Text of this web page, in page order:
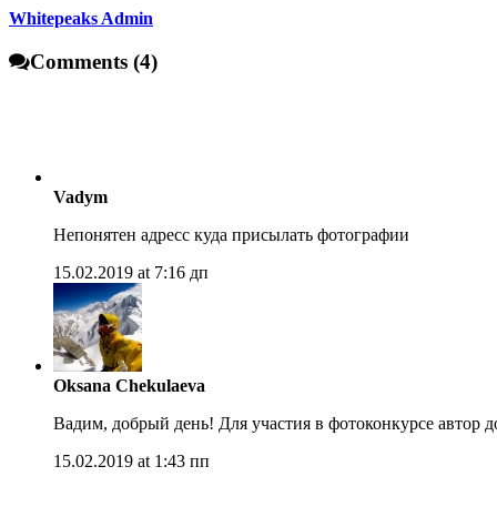
Whitepeaks Admin
Comments (4)
Vadym
Непонятен адресс куда присылать фотографии
15.02.2019 at 7:16 дп
Oksana Chekulaeva
Вадим, добрый день! Для участия в фотоконкурсе автор
15.02.2019 at 1:43 пп